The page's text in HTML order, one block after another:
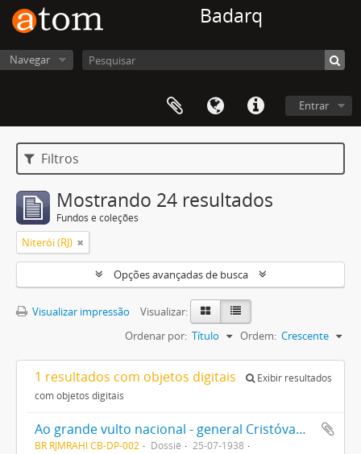
Badarq
Navegar
Entrar
Filtros
Mostrando 24 resultados
Fundos e coleções
Niterói (RJ)
Opções avançadas de busca
Visualizar impressão
Visualizar:
Ordenar por: Título Ordem: Crescente
1 resultados com objetos digitais
Exibir resultados
com objetos digitais
Ao grande vulto nacional - general Cristóvam de Castro Barcellos
BR RJMRAHI CB-DP-002 Dossiê
25-07-1938